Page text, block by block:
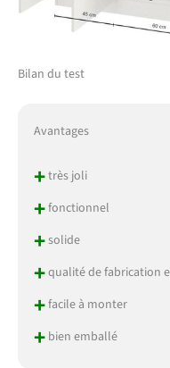
Bilan du test
Avantages
+très joli
+fonctionnel
+solide
+qualité de fabrication
+facile à monter
+bien emballé